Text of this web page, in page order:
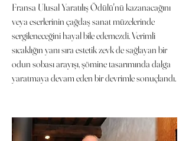
Fransa Ulusal Yaratılış Ödülü'nü kazanacağını
veya eserlerinin çağdaş sanat müzelerinde
sergileneceğini hayal bile edemezdi. Verimli
sıcaklığın yanı sıra estetik zevk de sağlayan bir
odun sobası arayışı, şömine tasarımında dalga
yaratmaya devam eden bir devrimle sonuçlandı.